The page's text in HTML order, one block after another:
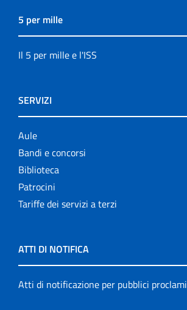
5 per mille
Il 5 per mille e l'ISS
SERVIZI
Aule
Bandi e concorsi
Biblioteca
Patrocini
Tariffe dei servizi a terzi
ATTI DI NOTIFICA
Atti di notificazione per pubblici proclami